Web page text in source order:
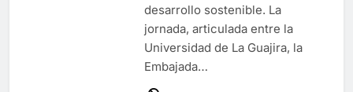
desarrollo sostenible. La
jornada, articulada entre la
Universidad de La Guajira, la
Embajada…